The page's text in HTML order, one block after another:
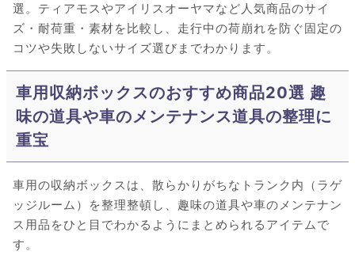
選。ティアモスやアイリスオーヤマなど人気商品のサイ
ズ・耐荷重・素材を比較し、走行中の荷崩れを防ぐ固定の
コツや失敗しないサイズ選びまでわかります。
車用収納ボックスのおすすめ商品20選 趣
味の道具や車のメンテナンス道具の整理に
重宝
車用の収納ボックスは、散らかりがちなトランク内（ラゲ
ッジルーム）を整理整頓し、趣味の道具や車のメンテナン
ス用品をひと目でわかるようにまとめられるアイテムで
す。